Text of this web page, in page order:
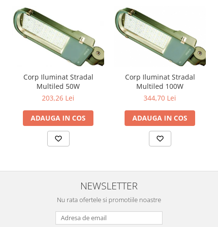
Corp Iluminat Stradal
Multiled 50W
203,26 Lei
ADAUGA IN COS
Corp Iluminat Stradal
Multiled 100W
344,70 Lei
ADAUGA IN COS
NEWSLETTER
Nu rata ofertele si promotiile noastre